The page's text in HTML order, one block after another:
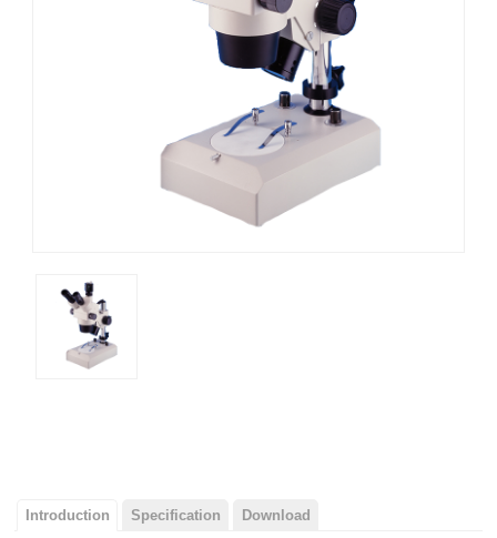
Introduction Specification Download